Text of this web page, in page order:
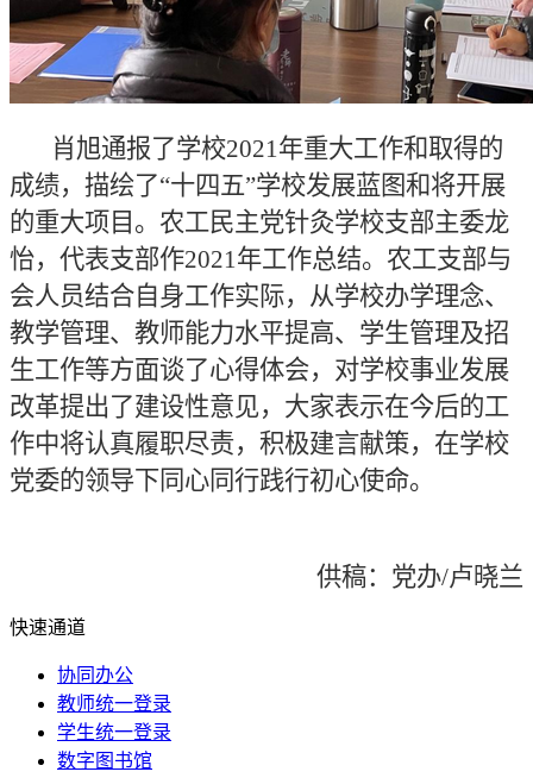
肖旭通报了学校2021年重大工作和取得的
成绩，描绘了“十四五”学校发展蓝图和将开展
的重大项目。农工民主党针灸学校支部主委龙
怡，代表支部作2021年工作总结。农工支部与
会人员结合自身工作实际，从学校办学理念、
教学管理、教师能力水平提高、 学生管理及招
生工作等方面谈了心得体会， 对学校事业发展
改革提出了建设性意见，大家表示在今后的工
作中将认真履职尽责， 积极建言献策， 在学校
党委的领导下 同心 同行践行初心使命。
供稿：党办/卢晓兰
快速通道
协同办公
教师统一登录
学生统一登录
数字图书馆